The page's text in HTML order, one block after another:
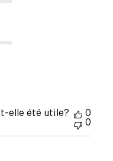
elle été utile?
0
0